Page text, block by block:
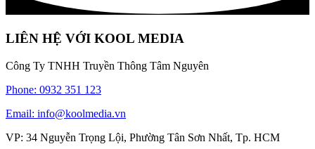
LIÊN HỆ VỚI KOOL MEDIA
Công Ty TNHH Truyền Thông Tâm Nguyên
Phone: 0932 351 123
Email: info@koolmedia.vn
VP: 34 Nguyễn Trọng Lội, Phường Tân Sơn Nhất, Tp. HCM